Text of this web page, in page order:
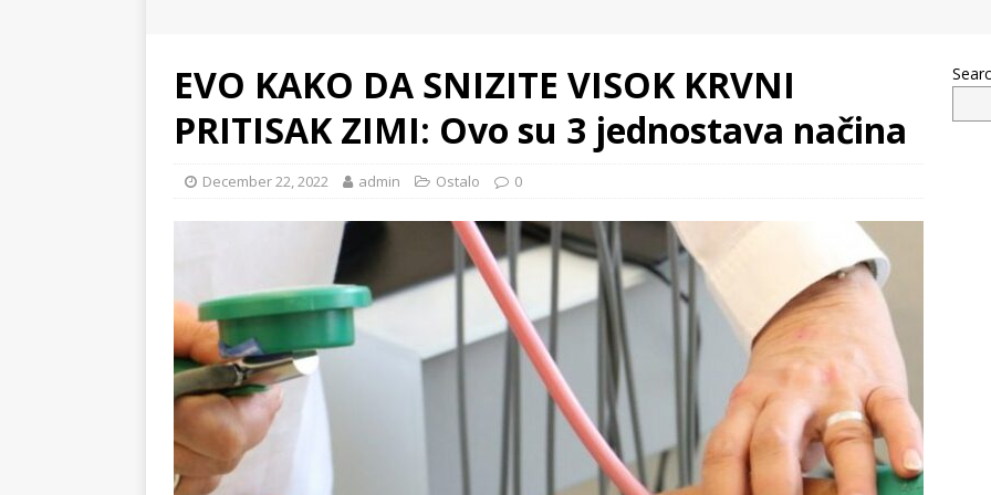
EVO KAKO DA SNIZITE VISOK KRVNI
PRITISAK ZIMI: Ovo su 3 jednostava načina
December 22, 2022 admin Ostalo 0